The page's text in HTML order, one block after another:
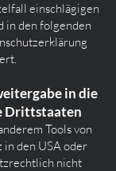
einschlägigen
in den folgenden
in die
Drittstaaten
Tools von
den USA oder
nicht